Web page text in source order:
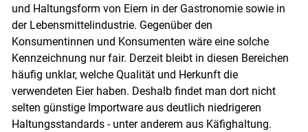
und Haltungsform von Eiern in der Gastronomie sowie in
der Lebensmittelindustrie. Gegenüber den
Konsumentinnen und Konsumenten wäre eine solche
Kennzeichnung nur fair. Derzeit bleibt in diesen Bereichen
häufig unklar, welche Qualität und Herkunft die
verwendeten Eier haben. Deshalb findet man dort nicht
selten günstige Importware aus deutlich niedrigeren
Haltungsstandards - unter anderem aus Käfighaltung.